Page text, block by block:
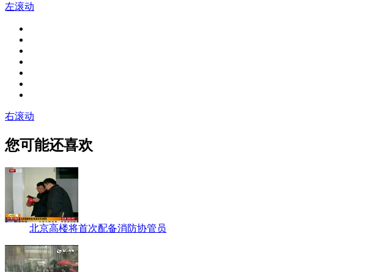
左滚动
右滚动
您可能还喜欢
北京高楼将首次配备消防协管员